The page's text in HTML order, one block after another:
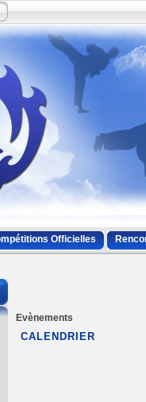
Officielles
Evènements
CALENDRIER